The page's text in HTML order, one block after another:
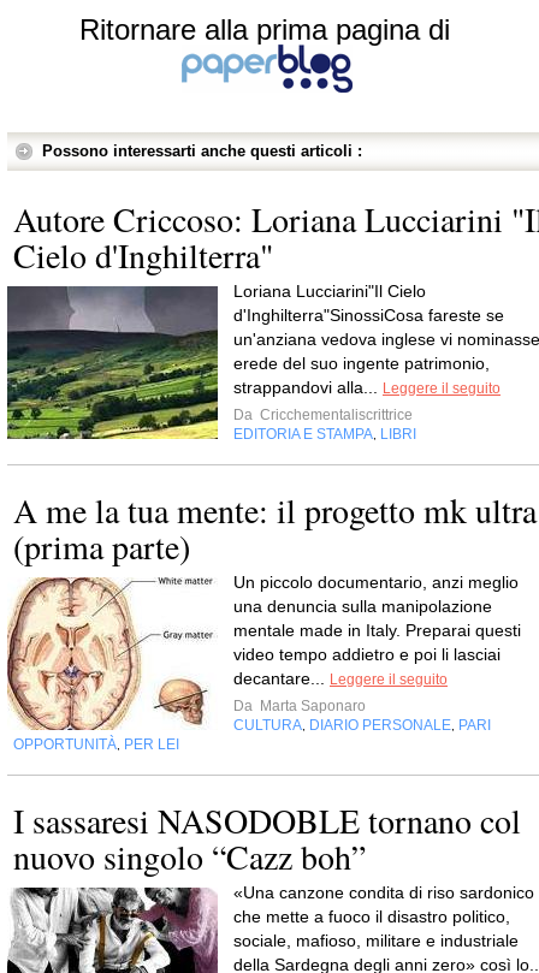
Ritornare alla prima pagina di
Possono interessarti anche questi articoli :
Autore Criccoso: Loriana Lucciarini
Cielo d'Inghilterra"
Loriana Lucciarini"Il Cielo
d'Inghilterra"SinossiCosa fareste se
un'anziana vedova inglese vi nominasse
erede del suo ingente patrimonio,
strappandovi alla...
Leggere il seguito
Da Cricchementaliscrittrice
EDITORIA E STAMPA LIBRI
A me la tua mente: il progetto mk ultra
(prima parte)
Un piccolo documentario, anzi meglio
una denuncia sulla manipolazione
mentale made in Italy. Preparai questi
video tempo addietro e poi li lasciai
decantare...
Leggere il seguito
Da Marta Saponaro
CULTURA DIARIO PERSONALE PARI
OPPORTUNITÀ PER LEI
I sassaresi NASODOBLE tornano col
nuovo singolo “Cazz boh”
«Una canzone condita di riso sardonico
che mette a fuoco il disastro politico,
sociale, mafioso, militare e industriale
della Sardegna degli anni zero» così